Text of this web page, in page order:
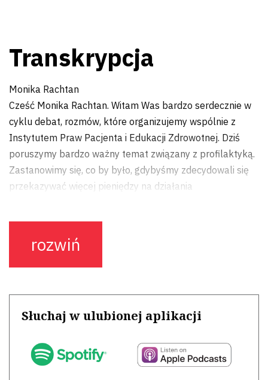
Transkrypcja
Monika Rachtan
Cześć Monika Rachtan. Witam Was bardzo serdecznie w
cyklu debat, rozmów, które organizujemy wspólnie z
Instytutem Praw Pacjenta i Edukacji Zdrowotnej. Dziś
poruszymy bardzo ważny temat związany z profilaktyką.
Zastanowimy się, co by było, gdybyśmy zdecydowali się
przekazywać więcej pieniędzy na działania
Mamcarz. Witam bardzo serdecznie.
Dzień dobry.
Pan profesor jest prezesem Polskiego Towarzystwa
Medycyny Holistycznej i jest z nami Igor Grzesiak. Cześć.
rozwiń
Słuchaj w ulubionej aplikacji